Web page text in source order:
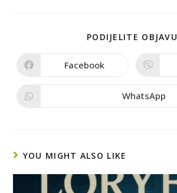
PODIJELITE OBJAVU
Facebook
WhatsApp
YOU MIGHT ALSO LIKE